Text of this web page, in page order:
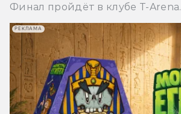
Финал пройдёт в клубе T-Arena.
РЕКЛАМА